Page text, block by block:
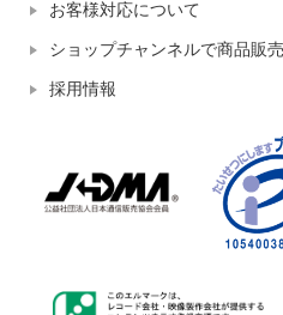
お客様対応について
ショップチャンネルで商品販
採用情報